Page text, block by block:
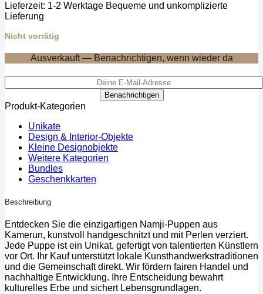
Erbe und fördert fairen Handel und Nachhaltigkeit. Holen Sie sich
ein zeitloses Stück kamerunischer Kultur und leisten Sie einen
Lieferzeit: 1-2 Werktage Bequeme und unkomplizierte
Lieferung
Nicht vorrätig
Ausverkauft — Benachrichtigen, wenn wieder da
Benachrichtigen
Produkt-Kategorien
Unikate
Design & Interior-Objekte
Kleine Designobjekte
Weitere Kategorien
Bundles
Geschenkkarten
Beschreibung
Entdecken Sie die einzigartigen Namji-Puppen aus
Kamerun, kunstvoll handgeschnitzt und mit Perlen verziert.
Jede Puppe ist ein Unikat, gefertigt von talentierten Künstlern
vor Ort. Ihr Kauf unterstützt lokale Kunsthandwerkstraditionen
und die Gemeinschaft direkt. Wir fördern fairen Handel und
nachhaltige Entwicklung. Ihre Entscheidung bewahrt
kulturelles Erbe und sichert Lebensgrundlagen.